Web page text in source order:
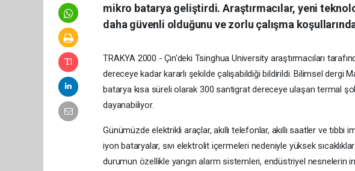
mikro batarya geliştirdi. Araştırmacılar, yeni
daha güvenli olduğunu ve zorlu çalışma
TRAKYA 2000 - Çin'deki Tsinghua University araştırmacıları
dereceye kadar kararlı şekilde çalışabildiği bildirildi. Bilimsel dergi
batarya kısa süreli olarak 300 santigrat dereceye ulaşan termal
dayanabiliyor.
Günümüzde elektrikli araçlar, akıllı telefonlar, akıllı saatler ve
iyon bataryalar, sıvı elektrolit içermeleri nedeniyle yüksek
durumun özellikle yangın alarm sistemleri, endüstriyel nesnelerin